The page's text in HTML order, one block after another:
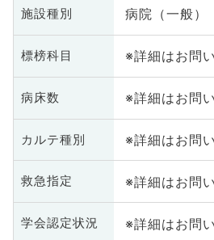
施設種別 病院（一般）
標榜科目 ※詳細はお問
病床数 ※詳細はお問
カルテ種別 ※詳細はお問
救急指定 ※詳細はお問
学会認定状況 ※詳細はお問